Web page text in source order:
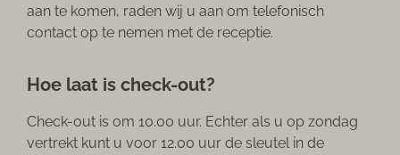
aan te komen, raden wij u aan om telefonisch
contact op te nemen met de receptie.
Hoe laat is check-out?
Check-out is om 10.00 uur. Echter als u op zondag
vertrekt kunt u voor 12.00 uur de sleutel in de